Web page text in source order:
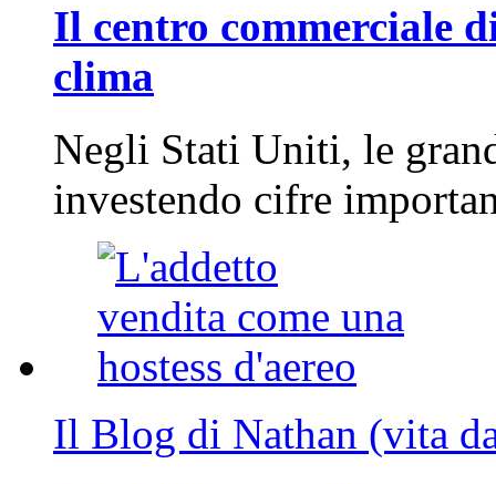
Il centro commerciale
clima
Negli Stati Uniti, le
investendo cifre
Il Blog di Nathan (vita